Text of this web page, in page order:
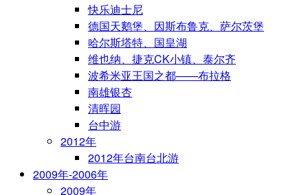
快乐迪士尼
德国天鹅堡、因斯布鲁克、萨尔茨堡
哈尔斯塔特、国皇湖
维也纳、捷克CK小镇、泰尔齐
波希米亚王国之都——布拉格
南雄银杏
清晖园
台中游
2012年
2012年台南台北游
2009年-2006年
2009年